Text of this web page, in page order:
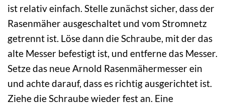
ist relativ einfach. Stelle zunächst sicher, dass der
Rasenmäher ausgeschaltet und vom Stromnetz
getrennt ist. Löse dann die Schraube, mit der das
alte Messer befestigt ist, und entferne das Messer.
Setze das neue Arnold Rasenmähermesser ein
und achte darauf, dass es richtig ausgerichtet ist.
Ziehe die Schraube wieder fest an. Eine